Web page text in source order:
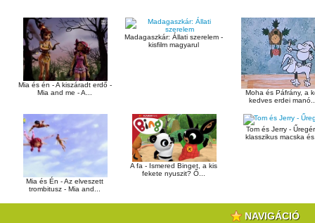
Mia és én - A kiszáradt erdő -
Mia and me - A...
Madagaszkár: Állati szerelem -
kisfilm magyarul
Moha és Páfrány, a
kedves erdei
Mia és Én - Az elveszett
trombitusz - Mia and...
A fa - Ismered Binget, a kis
fekete nyuszit? Ő...
Tom és Jerry -
klasszikus macska
NAVIGÁCIÓ